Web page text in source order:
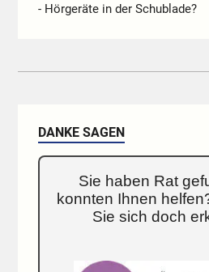
- Hörgeräte in der Schublade?
DANKE SAGEN
Sie haben Rat
konnten Ihnen
Sie sich doch